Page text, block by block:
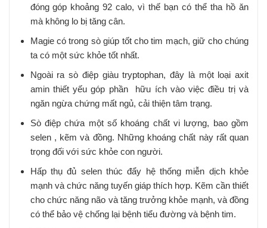
đóng góp khoảng 92 calo, vì thế bạn có thể tha hồ ăn
mà không lo bị tăng cân.
Magie có trong sò giúp tốt cho tim mạch, giữ cho chúng
ta có một sức khỏe tốt nhất.
Ngoài ra sò điệp giàu tryptophan, đây là một loại axit
amin thiết yếu góp phần hữu ích vào việc điều trị và
ngăn ngừa chứng mất ngủ, cải thiện tâm trạng.
Sò điệp chứa một số khoáng chất vi lượng, bao gồm
selen , kẽm và đồng. Những khoáng chất này rất quan
trọng đối với sức khỏe con người.
Hấp thụ đủ selen thúc đẩy hệ thống miễn dịch khỏe
mạnh và chức năng tuyến giáp thích hợp. Kẽm cần thiết
cho chức năng não và tăng trưởng khỏe mạnh, và đồng
có thể bảo vệ chống lại bệnh tiểu đường và bệnh tim.